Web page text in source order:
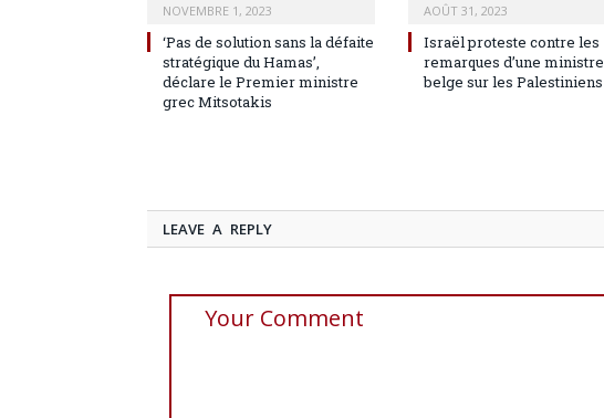
NOVEMBRE 1, 2023
‘Pas de solution sans la défaite
stratégique du Hamas’,
déclare le Premier ministre
grec Mitsotakis
AOÛT 31, 2023
Israël proteste contre les
remarques d’une ministre
belge sur les Palestiniens
LEAVE A REPLY